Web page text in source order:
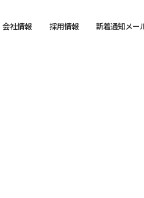
会社情報 採用情報 新着通知メー